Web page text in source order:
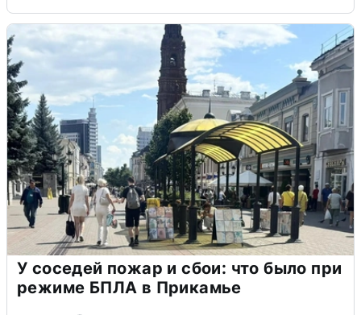
У соседей пожар и сбои: что было при
режиме БПЛА в Прикамье